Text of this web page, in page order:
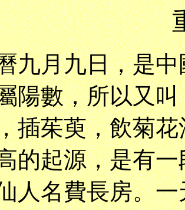
九日，是中
陽數，所以又
插茱萸，飲菊
源，是有一
人名費長房。